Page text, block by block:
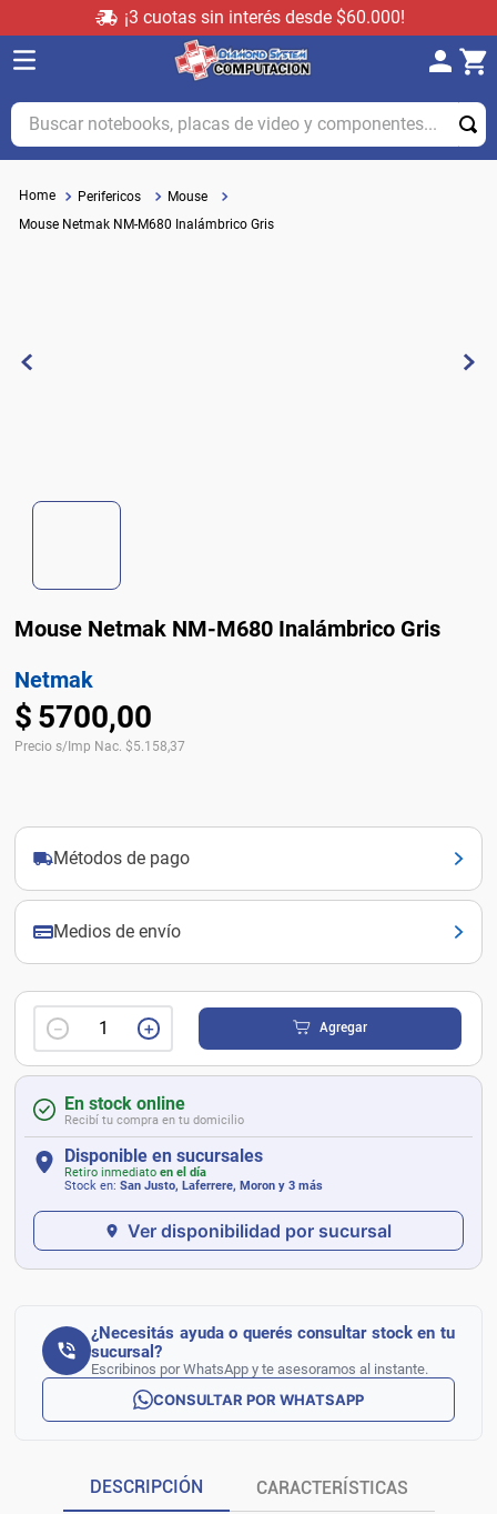
¡3 cuotas sin interés desde $60.000!
Buscar notebooks, placas de video y componentes...
Perifericos
Mouse
Mouse Netmak NM-M680 Inalámbrico Gris
Mouse Netmak NM-M680 Inalámbrico Gris
Netmak
$ 5700,00
Precio s/Imp Nac. $5.158,37
Métodos de pago
Medios de envío
＋
－ Agregar
En stock online
Recibí tu compra en tu domicilio
Disponible en sucursales
Retiro inmediato en el día
Stock en: San Justo, Laferrere, Moron y 3 más
Ver disponibilidad por sucursal
¿Necesitás ayuda o querés consultar stock en tu
sucursal?
Escribinos por WhatsApp y te asesoramos al instante.
CONSULTAR POR WHATSAPP
DESCRIPCIÓN CARACTERÍSTICAS